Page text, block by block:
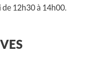
de 12h30 à 14h00.